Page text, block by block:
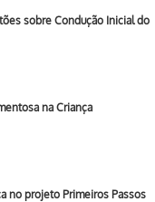
sobre Condução Inicial do
na Criança
no projeto Primeiros Passos